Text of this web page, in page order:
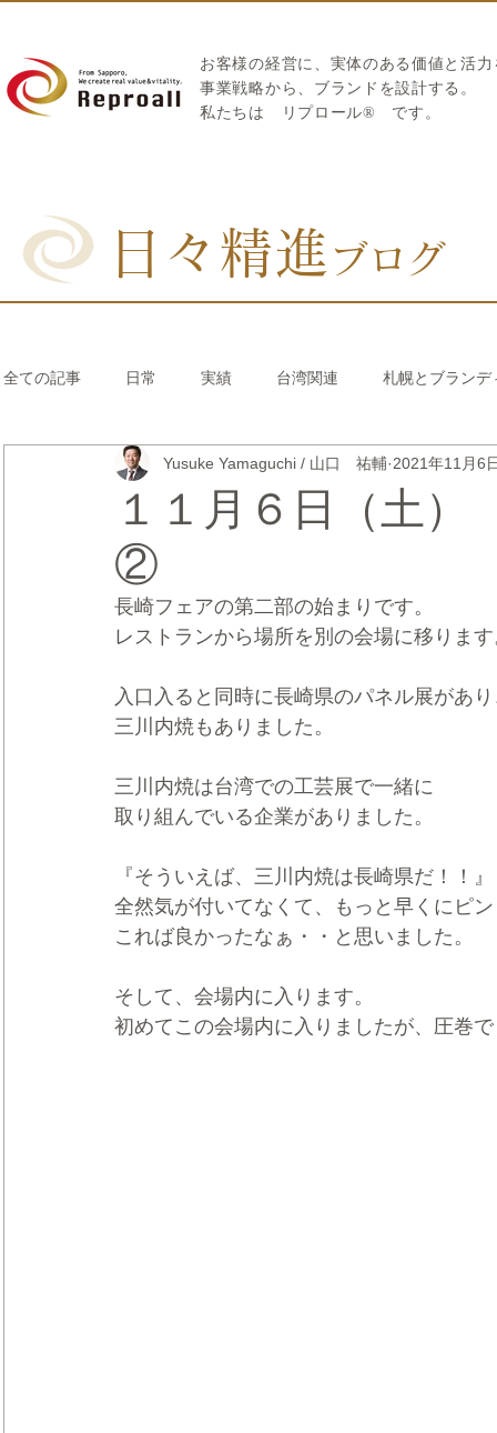
お客様の経営に、実体のある価値と活
​事業戦略から、ブランドを設計する。
私たちは
リプロール® です。
日々精進 ブログ
全ての記事 日常 実績 台湾関連 札幌とブランデ
リブランディング® さとうきび繊維のストロー 中国
CRMブランディング®
１１月６日（土
②
Yusuke Yamaguchi / 山口 祐輔 2021年11月6
長崎フェアの第二部の始まりです。
レストランから場所を別の会場に移りま
入口入ると同時に長崎県のパネル展があ
三川内焼もありました。
三川内焼は台湾での工芸展で一緒に
取り組んでいる企業がありました。
『そういえば、三川内焼は長崎県だ！！
全然気が付いてなくて、もっと早くにピ
これば良かったなぁ・・と思いました。
そして、会場内に入ります。
初めてこの会場内に入りましたが、圧巻